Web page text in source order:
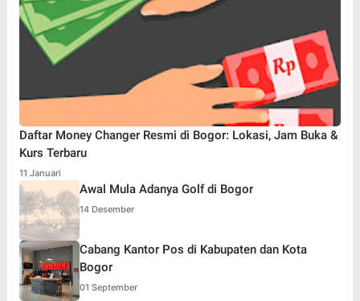
Daftar Money Changer Resmi di Bogor: Lokasi, Jam Buka &
Kurs Terbaru
11 Januari
Awal Mula Adanya Golf di Bogor
14 Desember
Cabang Kantor Pos di Kabupaten dan Kota
Bogor
01 September